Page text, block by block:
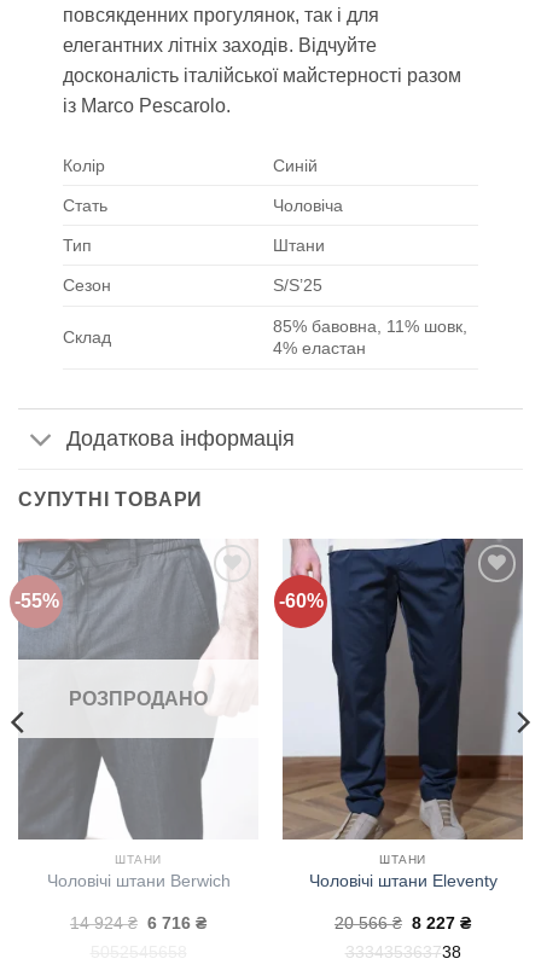
повсякденних прогулянок, так і для
елегантних літніх заходів. Відчуйте
досконалість італійської майстерності разом
із Marco Pescarolo.
Колір Синій
Стать Чоловіча
Тип Штани
Сезон S/S’25
Склад
85% бавовна, 11% шовк,
4% еластан
Додаткова інформація
СУПУТНІ ТОВАРИ
-55%
Додати
до
списку
бажань!
РОЗПРОДАНО
ШТАНИ
Чоловічі штани Berwich
14 924₴ Оригінальна
6 716₴Поточна
-60%
Додати
списку
бажань!
ШТАНИ
Чоловічі штани Eleventy
20 566₴ Оригінальна
20
8 227₴Поточна
333435363738